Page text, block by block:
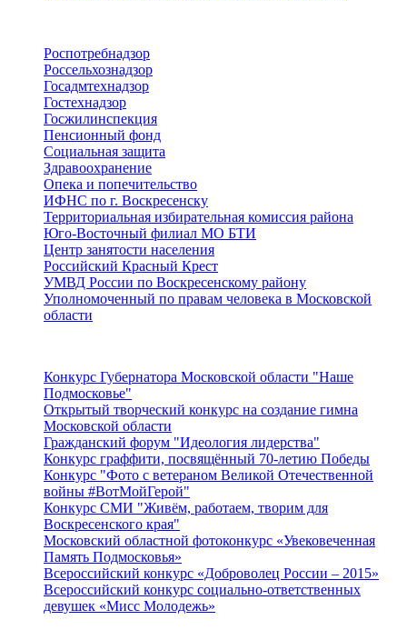
Роспотребнадзор
Россельхознадзор
Госадмтехнадзор
Гостехнадзор
Госжилинспекция
Пенсионный фонд
Социальная защита
Здравоохранение
Опека и попечительство
ИФНС по г. Воскресенску
Территориальная избирательная комиссия района
Юго-Восточный филиал МО БТИ
Центр занятости населения
Российский Красный Крест
УМВД России по Воскресенскому району
Уполномоченный по правам человека в Московской
области
Конкурс Губернатора Московской области "Наше
Подмосковье"
Открытый творческий конкурс на создание гимна
Московской области
Гражданский форум "Идеология лидерства"
Конкурс граффити, посвящённый 70-летию Победы
Конкурс "Фото с ветераном Великой Отечественной
войны #ВотМойГерой"
Конкурс СМИ "Живём, работаем, творим для
Воскресенского края"
Московский областной фотоконкурс «Увековеченная
Память Подмосковья»
Всероссийский конкурс «Доброволец России – 2015»
Всероссийский конкурс социально-ответственных
девушек «Мисс Молодежь»